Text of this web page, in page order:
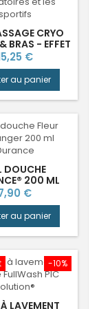
CRYO
BRAS - EFFET
KINÉSANTÉ
€
au panier
DOUCHE
200 ML
D'ORANGER
€
au panier
-10%
LAVEMENT